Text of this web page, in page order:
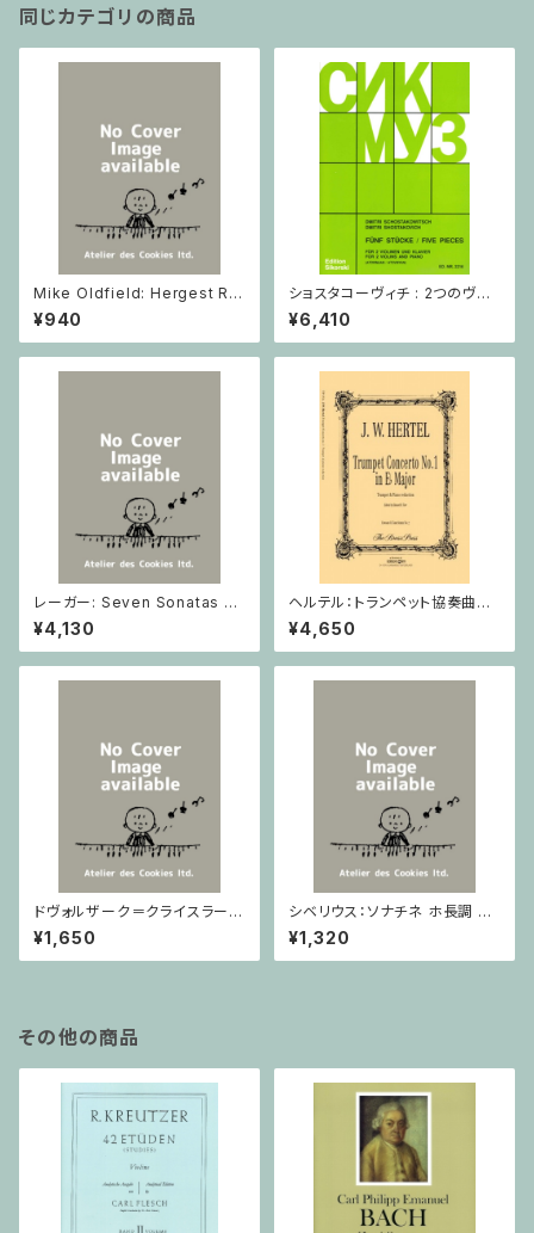
同じカテゴリの商品
Mike Oldfield: Hergest Rid
ge / ピアノ
¥940
ショスタコーヴィチ : 2つのヴァ
イオリンとピアノのための 5つの
小品 / ヴァイオリン2とピアノ
¥6,410
レーガー: Seven Sonatas o
p. 91 Heft 2 / ヴァイオリン
¥4,130
ヘルテル：トランペット協奏曲第1
番 変ホ長調/トランペット・ピア
ノ
¥4,650
ドヴォルザーク＝クライスラー：
スラヴ幻想曲 ロ短調 from Op.
55-4, Op.75 / ヴァイオリンと
ピアノ
¥1,650
シベリウス：ソナチネ ホ長調 O
p.80 / ヴァイオリンとピアノ
¥1,320
その他の商品